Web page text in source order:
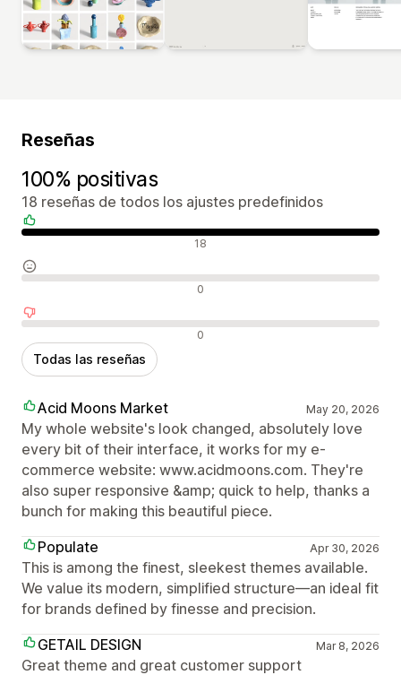
Reseñas
100% positivas
18 reseñas de todos los ajustes predefinidos
Reseñas positivas 18
Reseñas neutras 0
Reseñas negativas 0
Todas las reseñas
Acid Moons Market May 20, 2026
My whole website's look changed, absolutely love
every bit of their interface, it works for my e-
commerce website: www.acidmoons.com. They're
also super responsive &amp; quick to help, thanks a
bunch for making this beautiful piece.
Populate
Apr 30, 2026
This is among the finest, sleekest themes available.
We value its modern, simplified structure—an ideal fit
for brands defined by finesse and precision.
GETAIL DESIGN
Mar 8, 2026
Great theme and great customer support